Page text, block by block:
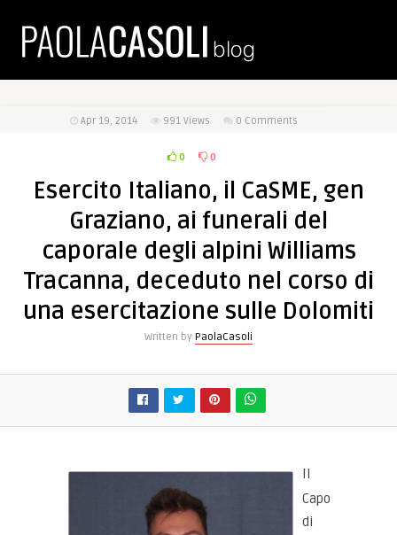
Apr 19, 2014 991 Views 0 Comments
0 0
Esercito Italiano, il CaSME, gen
Graziano, ai funerali del
caporale degli alpini Williams
Tracanna, deceduto nel corso di
una esercitazione sulle Dolomiti
Written by PaolaCasoli
Il
Capo
di